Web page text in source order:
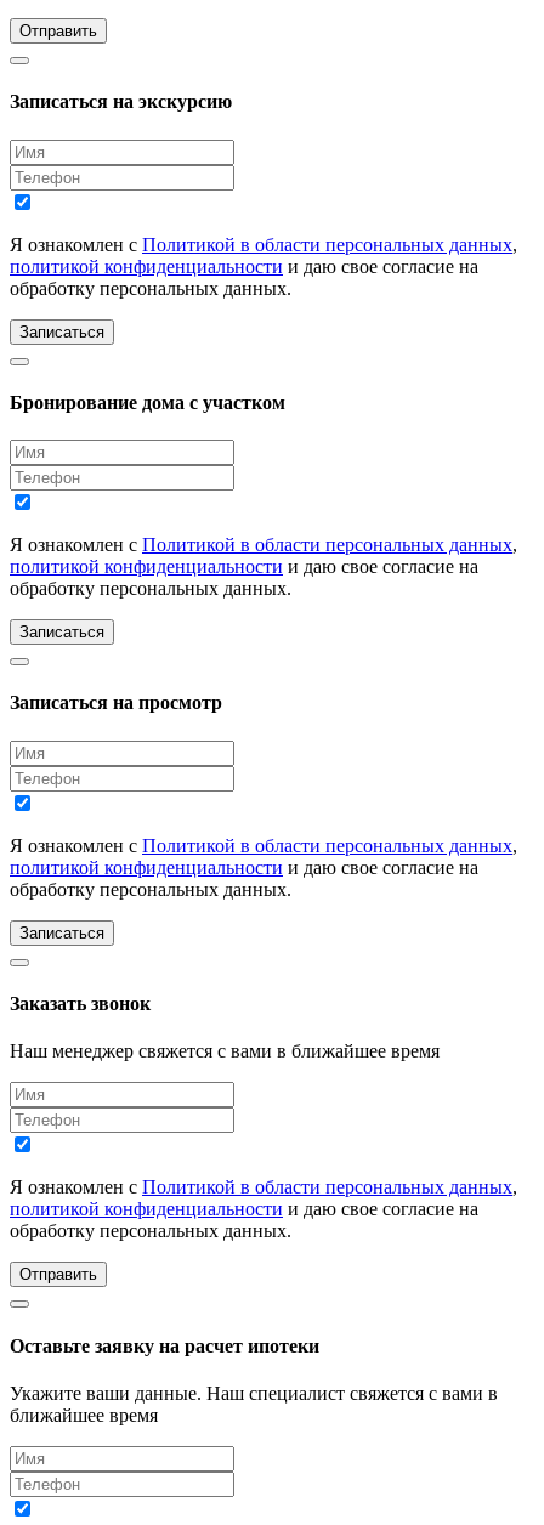
Отправить
Записаться на экскурсию
Я ознакомлен с Политикой в области персональных данных,
политикой конфиденциальности и даю свое согласие на
обработку персональных данных.
Записаться
Бронирование дома с участком
Я ознакомлен с Политикой в области персональных данных,
политикой конфиденциальности и даю свое согласие на
обработку персональных данных.
Записаться
Записаться на просмотр
Я ознакомлен с Политикой в области персональных данных,
политикой конфиденциальности и даю свое согласие на
обработку персональных данных.
Записаться
Заказать звонок
Наш менеджер свяжется с вами в ближайшее время
Я ознакомлен с Политикой в области персональных данных,
политикой конфиденциальности и даю свое согласие на
обработку персональных данных.
Отправить
Оставьте заявку на расчет ипотеки
Укажите ваши данные. Наш специалист свяжется с вами в
ближайшее время